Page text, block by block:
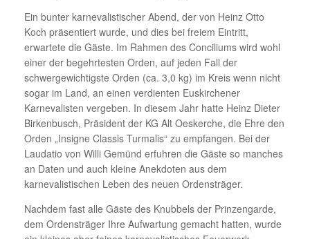
Ein bunter karnevalistischer Abend, der von Heinz Otto
Koch präsentiert wurde, und dies bei freiem Eintritt,
erwartete die Gäste. Im Rahmen des Conciliums wird wohl
einer der begehrtesten Orden, auf jeden Fall der
schwergewichtigste Orden (ca. 3,0 kg) im Kreis wenn nicht
sogar im Land, an einen verdienten Euskirchener
Karnevalisten vergeben. In diesem Jahr hatte Heinz Dieter
Birkenbusch, Präsident der KG Alt Oeskerche, die Ehre den
Orden „Insigne Classis Turmalis“ zu empfangen. Bei der
Laudatio von Willi Gemünd erfuhren die Gäste so manches
an Daten und auch kleine Anekdoten aus dem
karnevalistischen Leben des neuen Ordensträger.
Nachdem fast alle Gäste des Knubbels der Prinzengarde,
dem Ordensträger Ihre Aufwartung gemacht hatten, wurde